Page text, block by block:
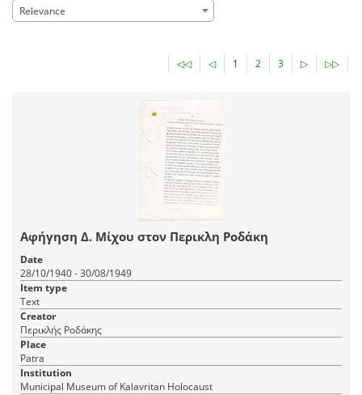
Relevance
◁◁ ◁ 1 2 3 ▷ ▷▷
Αφήγηση Δ. Μίχου στον Περικλη Ροδάκη
Date
28/10/1940 - 30/08/1949
Item type
Text
Creator
Περικλής Ροδάκης
Place
Patra
Institution
Municipal Museum of Kalavritan Holocaust